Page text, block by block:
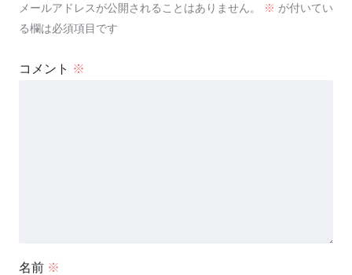
メールアドレスが公開されることはありません。 ※ が付いてい
る欄は必須項目です
コメント ※
名前 ※